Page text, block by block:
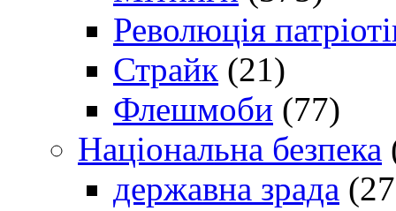
Революція
Страйк (21)
Флешмоби (77)
Національна безпека
державна зрада